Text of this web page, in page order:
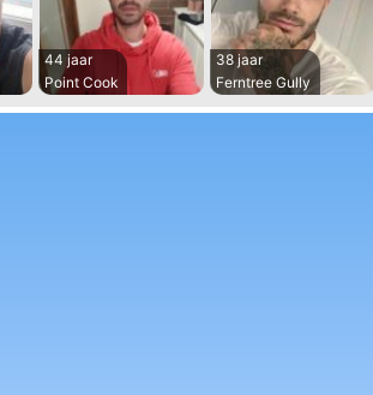
44 jaar
Point Cook
38 jaar
Ferntree Gully